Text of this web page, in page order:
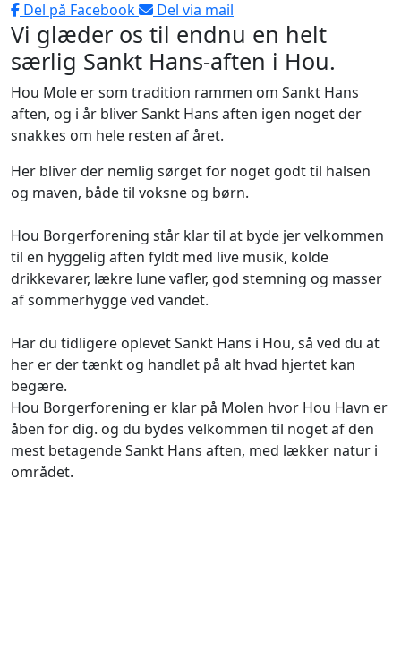
Del på Facebook Del via mail
Vi glæder os til endnu en helt
særlig Sankt Hans-aften i Hou.
Hou Mole er som tradition rammen om Sankt Hans
aften, og i år bliver Sankt Hans aften igen noget der
snakkes om hele resten af året.
Her bliver der nemlig sørget for noget godt til halsen
og maven, både til voksne og børn.
Hou Borgerforening står klar til at byde jer velkommen
til en hyggelig aften fyldt med live musik, kolde
drikkevarer, lækre lune vafler, god stemning og masser
af sommerhygge ved vandet.
Har du tidligere oplevet Sankt Hans i Hou, så ved du at
her er der tænkt og handlet på alt hvad hjertet kan
begære.
Hou Borgerforening er klar på Molen hvor Hou Havn er
åben for dig. og du bydes velkommen til noget af den
mest betagende Sankt Hans aften, med lækker natur i
området.